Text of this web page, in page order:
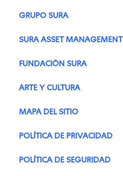
GRUPO SURA
SURA ASSET MANAGEMENT
FUNDACIÓN SURA
ARTE Y CULTURA
MAPA DEL SITIO
POLÍTICA DE PRIVACIDAD
POLÍTICA DE SEGURIDAD